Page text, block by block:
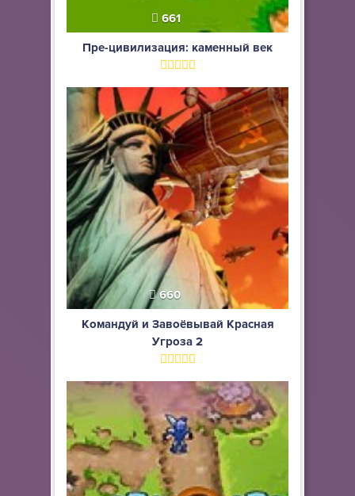
661
Пре-цивилизация: каменный век
660
Командуй и Завоёвывай Красная
Угроза 2